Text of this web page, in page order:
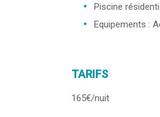
Piscine
Equipements :
TARIFS
165€/nuit